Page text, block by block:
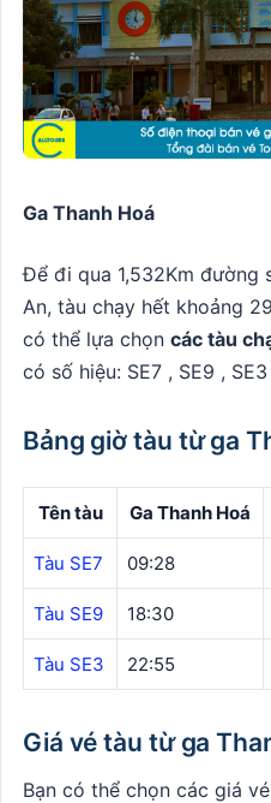
Ga Thanh Hoá
Để đi qua 1,532Km đường
An, tàu chạy hết khoảng
có thể lựa chọn các tàu
có số hiệu: SE7 , SE9 ,
Bảng giờ tàu từ ga
Tên tàu Ga Thanh Hoá
Tàu SE7 09:28
Tàu SE9 18:30
Tàu SE3 22:55
Giá vé tàu từ ga
Bạn có thể chọn các giá